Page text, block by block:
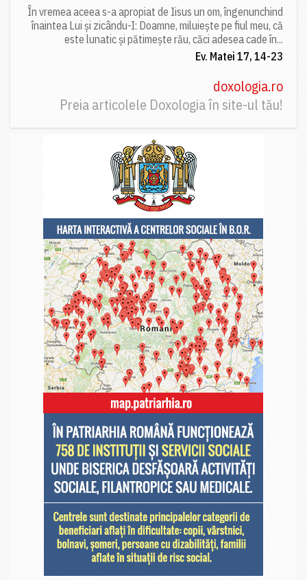
În vremea aceea s-a apropiat de Iisus un om, îngenunchind
înaintea Lui și zicându-I: Doamne, miluiește pe fiul meu, că
este lunatic și pătimește rău, căci adesea cade în...
Ev. Matei 17, 14-23
doxologia.ro
Preia articolele Doxologia în site-ul tău!